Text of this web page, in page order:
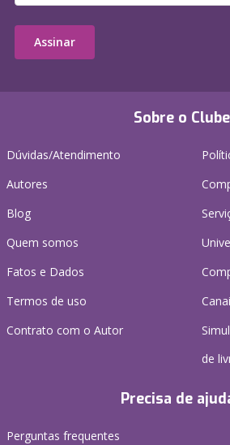
Sobre o Clube
Dúvidas/Atendimento
Autores
Blog
Quem somos
Fatos e Dados
Termos de uso
Contrato com o Autor
de
Precisa de
Perguntas frequentes
Assinar